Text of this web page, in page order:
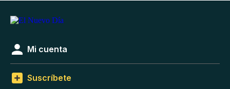
Mi cuenta
Suscríbete